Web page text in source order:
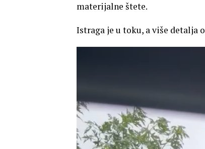
materijalne štete.
Istraga je u toku, a više detalja